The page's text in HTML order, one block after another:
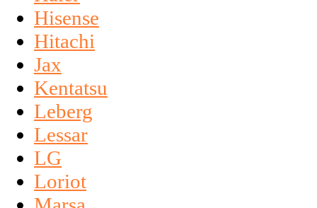
Hisense
Hitachi
Jax
Kentatsu
Leberg
Lessar
LG
Loriot